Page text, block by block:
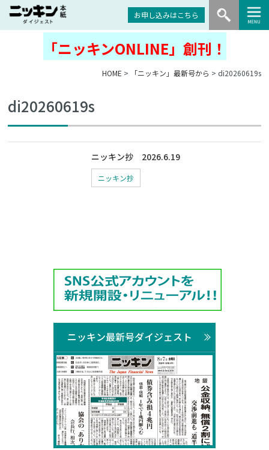
お申し込みはこちら
「ニッキンONLINE」創刊！
HOME > 「ニッキン」最新号から > di20260619s
di20260619s
ニッキン抄 2026.6.19
ニッキン抄
ニッキン最新号ダイジェスト